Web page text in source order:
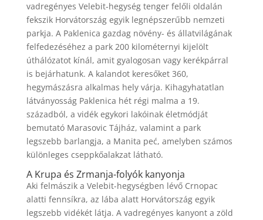
vadregényes Velebit-hegység tenger felőli oldalán
fekszik Horvátország egyik legnépszerűbb nemzeti
parkja. A Paklenica gazdag növény- és állatvilágának
felfedezéséhez a park 200 kilométernyi kijelölt
úthálózatot kínál, amit gyalogosan vagy kerékpárral
is bejárhatunk. A kalandot keresőket 360,
hegymászásra alkalmas hely várja. Kihagyhatatlan
látványosság Paklenica hét régi malma a 19.
századból, a vidék egykori lakóinak életmódját
bemutató Marasovic Tájház, valamint a park
legszebb barlangja, a Manita peć, amelyben számos
különleges cseppkőalakzat látható.
A Krupa és Zrmanja-folyók kanyonja
Aki felmászik a Velebit-hegységben lévő Crnopac
alatti fennsíkra, az lába alatt Horvátország egyik
legszebb vidékét látja. A vadregényes kanyont a zöld